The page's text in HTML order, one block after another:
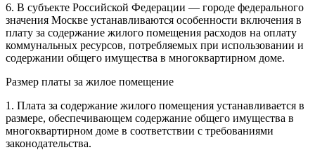
6. В субъекте Российской Федерации — городе федерального
значения Москве устанавливаются особенности включения в
плату за содержание жилого помещения расходов на оплату
коммунальных ресурсов, потребляемых при использовании и
содержании общего имущества в многоквартирном доме.
Размер платы за жилое помещение
1. Плата за содержание жилого помещения устанавливается в
размере, обеспечивающем содержание общего имущества в
многоквартирном доме в соответствии с требованиями
законодательства.